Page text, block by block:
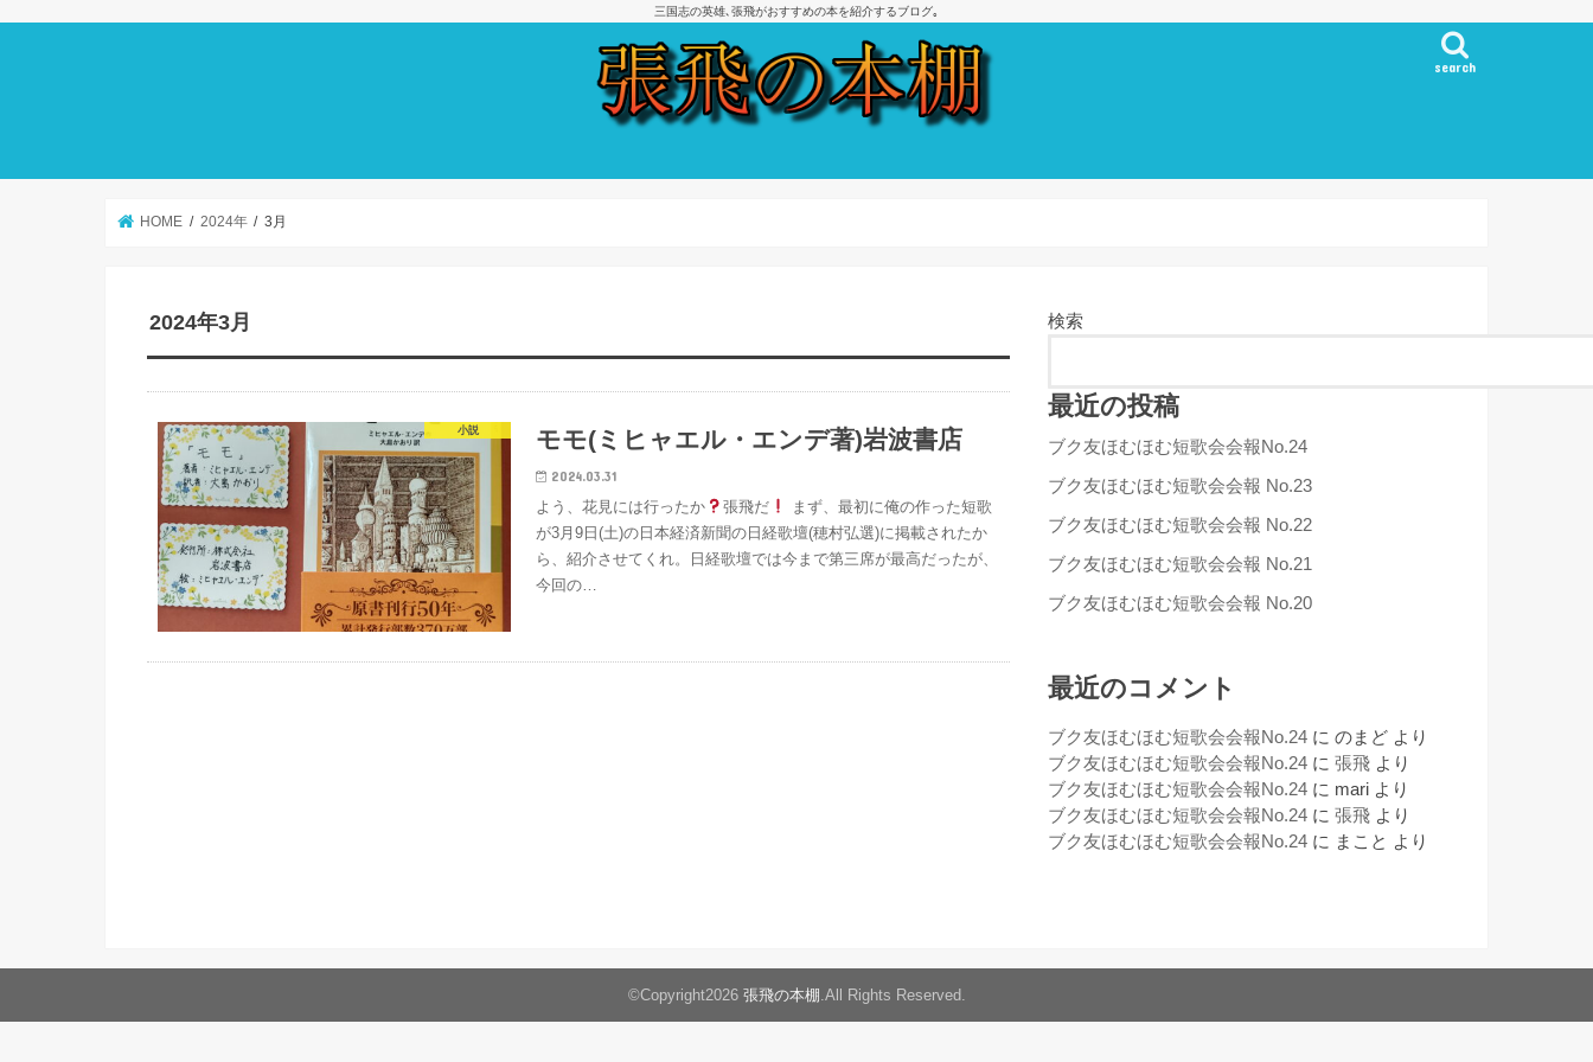
三国志の英雄､張飛がおすすめの本を紹介するブログ｡
search
HOME 2024年 3月
2024年3月
小説 モモ(ミヒャエル・エンデ著)岩波書店
2024.03.31
よう、花見には行ったか 張飛だ
まず、最初に俺の作った短歌
が3月9日(土)の日本経済新聞の日経歌壇(穂村弘選)に掲載されたか
ら、紹介させてくれ。日経歌壇では今まで第三席が最高だったが、
今回の…
検索
最近の投稿
ブク友ほむほむ短歌会会報No.24
ブク友ほむほむ短歌会会報 No.23
ブク友ほむほむ短歌会会報 No.22
ブク友ほむほむ短歌会会報 No.21
ブク友ほむほむ短歌会会報 No.20
最近のコメント
ブク友ほむほむ短歌会会報No.24 に のまど より
ブク友ほむほむ短歌会会報No.24 に 張飛 より
ブク友ほむほむ短歌会会報No.24 に mari より
ブク友ほむほむ短歌会会報No.24 に 張飛 より
ブク友ほむほむ短歌会会報No.24 に まこと より
©Copyright2026 張飛の本棚 .All Rights Reserved.